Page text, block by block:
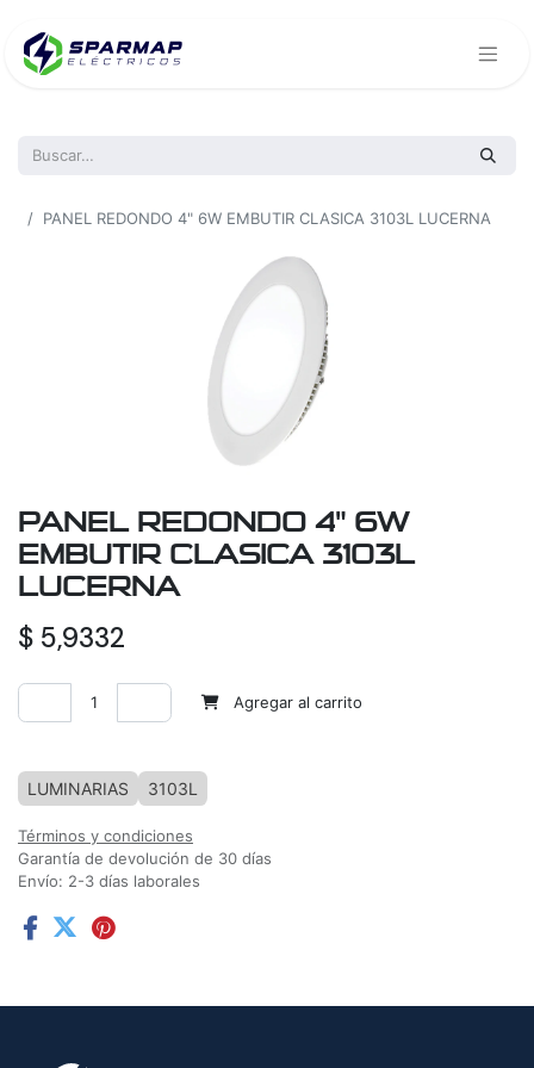
PANEL REDONDO 4" 6W EMBUTIR CLASICA 3103L LUCERNA
PANEL REDONDO 4" 6W
EMBUTIR CLASICA 3103L
LUCERNA
$ 5,9332
Agregar al carrito
LUMINARIAS 3103L
Términos y condiciones
Garantía de devolución de 30 días
Envío: 2-3 días laborales